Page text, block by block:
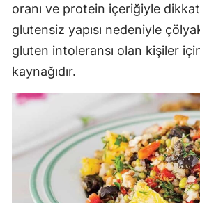
oranı ve protein içeriğiyle
glutensiz yapısı nedeniyle
gluten intoleransı olan kişiler
kaynağıdır.